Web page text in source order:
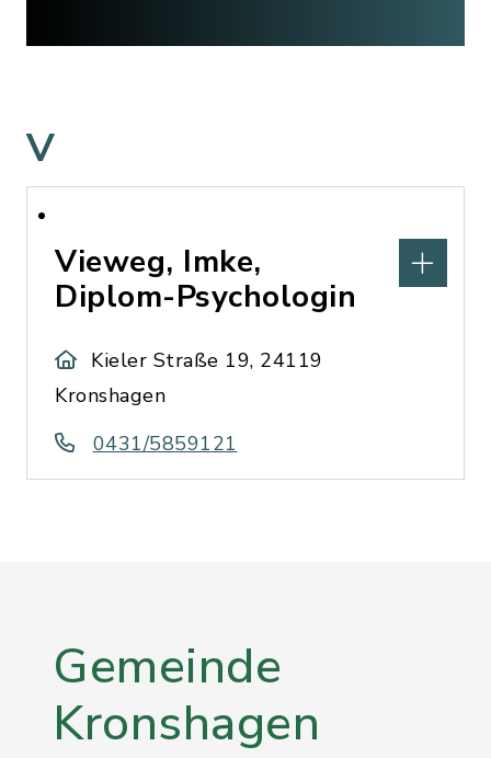
V
Vieweg, Imke,
Diplom-Psychologin
Kieler Straße 19, 24119
Kronshagen
0431/5859121
Gemeinde
Kronshagen